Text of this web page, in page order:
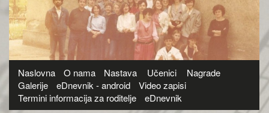
Naslovna O nama Nastava Učenici
Nagrade
Galerije
eDnevnik - android
Video zapisi
Termini informacija za roditelje
eDnevnik